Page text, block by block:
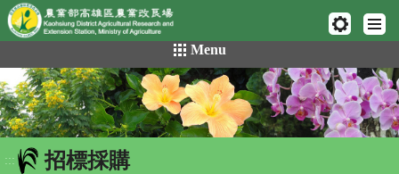
網頁置頂
到
主
要
內
容
區
Menu
::: 招標採購